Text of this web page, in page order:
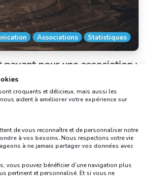
Associations Statistiques
payant pour une association :
?
croquants et délicieux, mais aussi les
aident à améliorer votre expérience sur
de vous reconnaître et de personnaliser notre
à vos besoins. Nous respectons votre vie
à ne jamais partager vos données avec
vous pouvez bénéficier d’une navigation plus
pertinent et personnalisé. Et si vous ne